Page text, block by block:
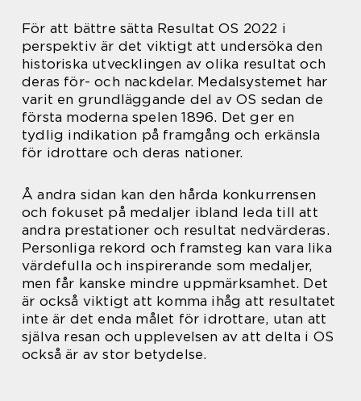
För att bättre sätta Resultat OS 2022 i
perspektiv är det viktigt att undersöka den
historiska utvecklingen av olika resultat och
deras för- och nackdelar. Medalsystemet har
varit en grundläggande del av OS sedan de
första moderna spelen 1896. Det ger en
tydlig indikation på framgång och erkänsla
för idrottare och deras nationer.
Å andra sidan kan den hårda konkurrensen
och fokuset på medaljer ibland leda till att
andra prestationer och resultat nedvärderas.
Personliga rekord och framsteg kan vara lika
värdefulla och inspirerande som medaljer,
men får kanske mindre uppmärksamhet. Det
är också viktigt att komma ihåg att resultatet
inte är det enda målet för idrottare, utan att
själva resan och upplevelsen av att delta i OS
också är av stor betydelse.